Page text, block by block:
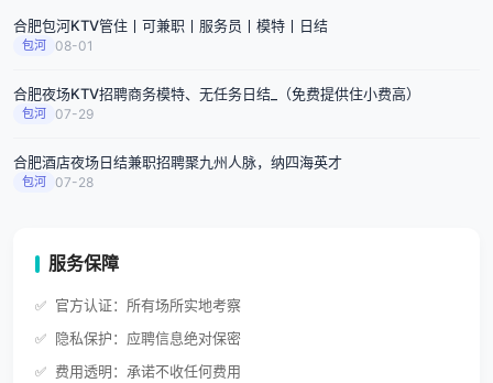
合肥包河KTV管住丨可兼职丨服务员丨模特丨日结
包河 08-01
合肥夜场KTV招聘商务模特、无任务日结_（免费提供住小费高）
包河 07-29
合肥酒店夜场日结兼职招聘聚九州人脉，纳四海英才
包河 07-28
服务保障
官方认证：所有场所实地考察
隐私保护：应聘信息绝对保密
费用透明：承诺不收任何费用